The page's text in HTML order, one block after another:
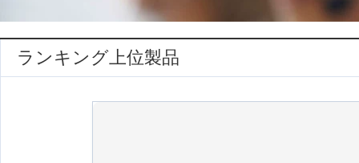
ランキング上位製品